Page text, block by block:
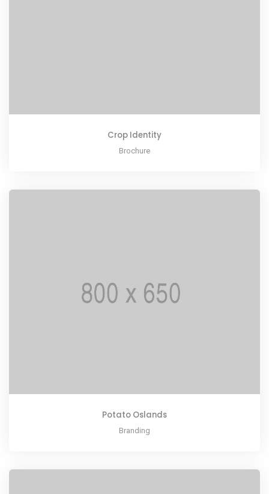
Crop Identity
Brochure
Potato Oslands
Branding